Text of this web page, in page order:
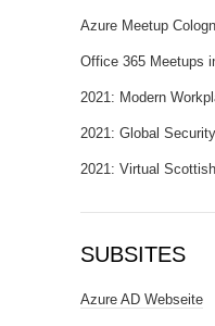
Azure Meetup
Office 365 Meetups
2021: Modern
2021: Global
2021: Virtual
SUBSITES
Azure AD Webseite